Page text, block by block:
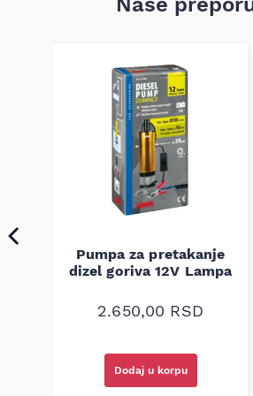
Pumpa za pretakanje
dizel goriva 12V Lampa
2.650,00 RSD
Dodaj u korpu